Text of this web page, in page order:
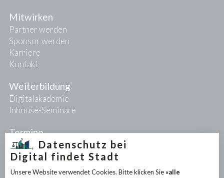
Mitwirken
Partner werden
Sponsor werden
Karriere
Kontakt
Weiterbildung
Digitalakademie
Inhouse-Seminare
Termine
Projekte
Datenschutz bei
Digital findet Stadt
Unsere Website verwendet Cookies. Bitte klicken Sie «alle